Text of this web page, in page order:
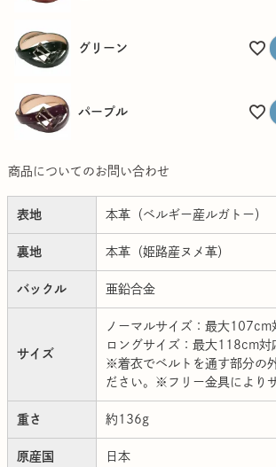
グリーン
パープル
商品についてのお問い合わせ
表地 本革（ベルギー産ルガトー）
裏地 本革（姫路産ヌメ革）
バックル 亜鉛合金
サイズ
ノーマルサイズ：最大
ロングサイズ：最大118cm対
※着衣でベルトを通す部分の
ださい。※フリー金具により
重さ 約136g
原産国 日本